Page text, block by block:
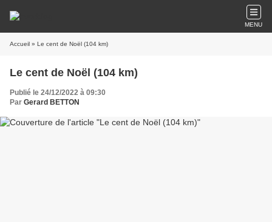
MENU
Accueil » Le cent de Noël (104 km)
Le cent de Noël (104 km)
Publié le 24/12/2022 à 09:30
Par Gerard BETTON